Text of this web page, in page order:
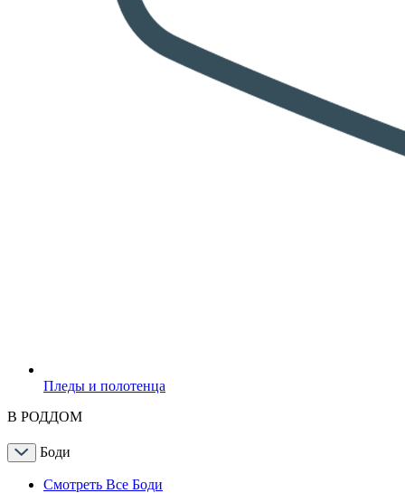
Пледы и полотенца
В РОДДОМ
Боди
Смотреть Все Боди